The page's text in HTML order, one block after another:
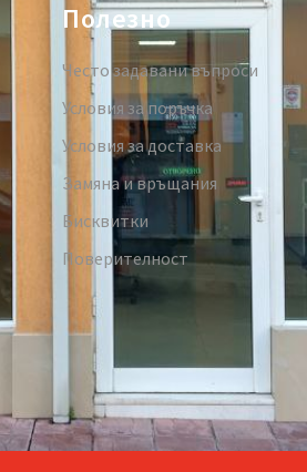
Полезно
Често задавани въпроси
Условия за поръчка
Условия за доставка
Замяна и връщания
Бисквитки
Поверителност